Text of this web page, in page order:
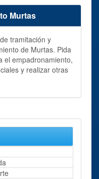
Murtas
tramitación y
de Murtas. Pida
el empadronamiento,
y realizar otras